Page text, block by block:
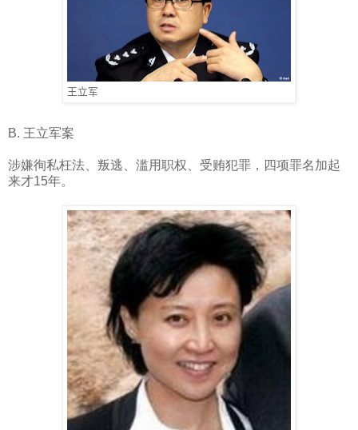
王立军
B. 王立军案
涉嫌徇私枉法、叛逃、滥用职权、受贿犯罪，四项罪名加起
来才15年。